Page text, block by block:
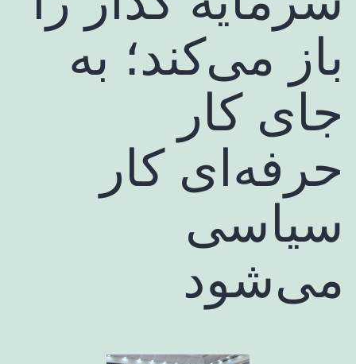
باز می‌کند؛ به
جای کار
حرفه‌ای کار
سیاسی
می‌شود